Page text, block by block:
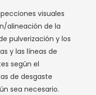
visuales
alineación de la
pulverización y los
y las líneas de
según el
de desgaste
sea necesario.